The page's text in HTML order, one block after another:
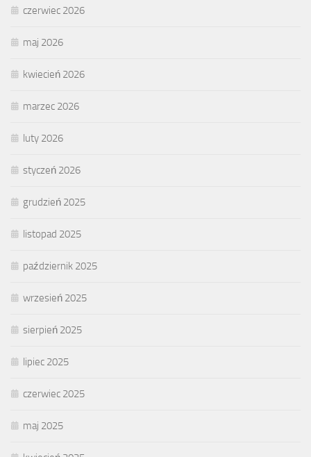
czerwiec 2026
maj 2026
kwiecień 2026
marzec 2026
luty 2026
styczeń 2026
grudzień 2025
listopad 2025
październik 2025
wrzesień 2025
sierpień 2025
lipiec 2025
czerwiec 2025
maj 2025